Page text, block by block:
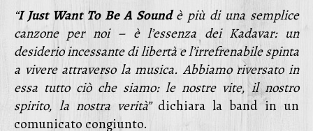
“I Just Want To Be A Soundè più di una semplice
canzone per noi – è l’essenza dei Kadavar: un
desiderio incessante di libertà e l’irrefrenabile spinta
a vivere attraverso la musica. Abbiamo riversato in
essa tutto ciò che siamo: le nostre vite, il nostro
spirito, la nostra verità”dichiara la band in un
comunicato congiunto.